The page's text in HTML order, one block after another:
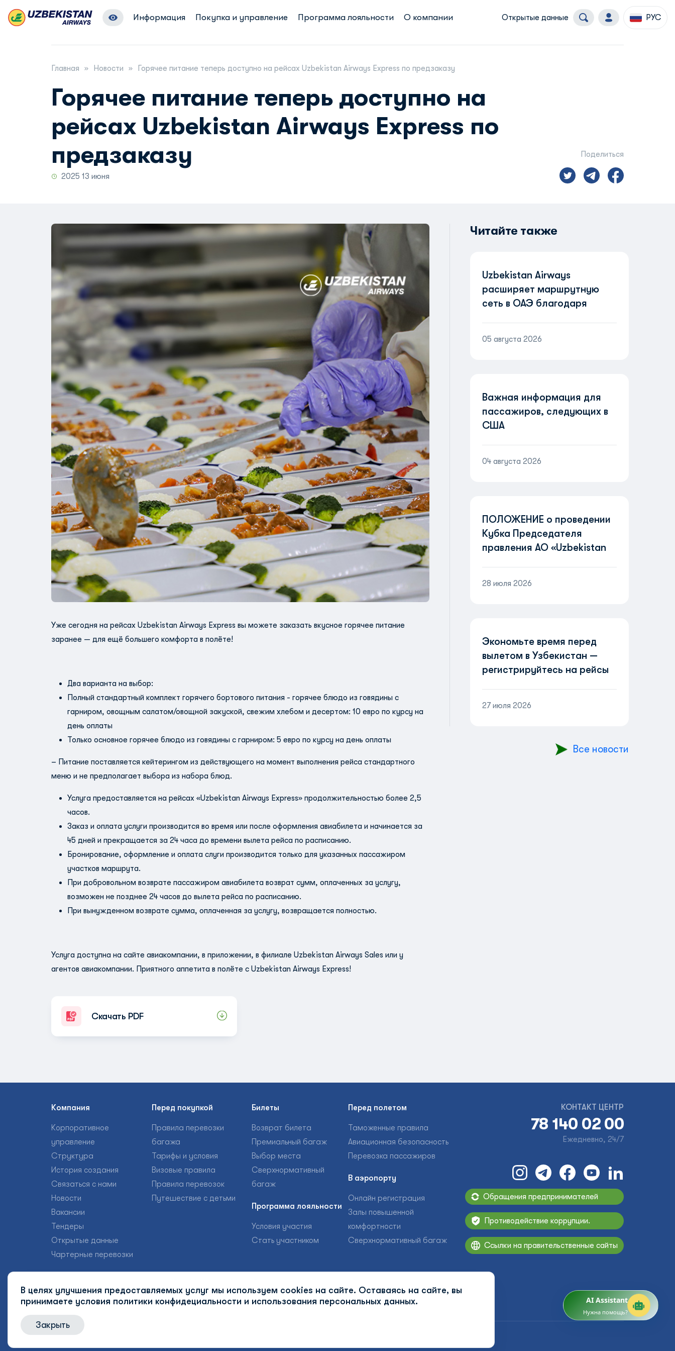
В целях улучшения предоставляемых услуг мы используем cookies на сайте. Оставаясь на сайте, вы
принимаете условия политики конфидециальности и использования персональных данных.
Закрыть
Информация Покупка и управление Программа лояльности О компании Открытые данные РУС
Главная Новости Горячее питание теперь доступно на рейсах Uzbekistan Airways Express по предзаказу
Горячее питание теперь доступно на
рейсах Uzbekistan Airways Express по
предзаказу
2025 13 июня
Поделиться
Уже сегодня на рейсах Uzbekistan Airways Express вы можете заказать вкусное горячее питание
заранее — для ещё большего комфорта в полёте!
Два варианта на выбор:
Полный стандартный комплект горячего бортового питания - горячее блюдо из говядины с
гарниром, овощным салатом/овощной закуской, свежим хлебом и десертом: 10 евро по курсу на
день оплаты
Только основное горячее блюдо из говядины с гарниром: 5 евро по курсу на день оплаты
– Питание поставляется кейтерингом из действующего на момент выполнения рейса стандартного
меню и не предполагает выбора из набора блюд.
Услуга предоставляется на рейсах «Uzbekistan Airways Express» продолжительностью более 2,5
часов.
Заказ и оплата услуги производится во время или после оформления авиабилета и начинается за
45 дней и прекращается за 24 часа до времени вылета рейса по расписанию.
Бронирование, оформление и оплата слуги производится только для указанных пассажиром
участков маршрута.
При добровольном возврате пассажиром авиабилета возврат сумм, оплаченных за услугу,
возможен не позднее 24 часов до вылета рейса по расписанию.
При вынужденном возврате сумма, оплаченная за услугу, возвращается полностью.
Услуга доступна на сайте авиакомпании, в приложении, в филиале Uzbekistan Airways Sales или у
агентов авиакомпании. Приятного аппетита в полёте с Uzbekistan Airways Express!
Скачать PDF
Читайте также
Uzbekistan Airways
расширяет маршрутную
сеть в ОАЭ благодаря
05 августа 2026
Важная информация для
пассажиров, следующих в
США
04 августа 2026
ПОЛОЖЕНИЕ о проведении
Кубка Председателя
правления АО «Uzbekistan
28 июля 2026
Экономьте время перед
вылетом в Узбекистан —
регистрируйтесь на рейсы
27 июля 2026
Все новости
Компания
Корпоративное
управление
Структура
История создания
Связаться с нами
Новости
Вакансии
Тендеры
Открытые данные
Чартерные перевозки
Перед покупкой
Правила перевозки
багажа
Тарифы и условия
Визовые правила
Правила перевозок
Путешествие с детьми
Билеты
Возврат билета
Премиальный багаж
Выбор места
Сверхнормативный
багаж
Программа лояльности
Условия участия
Стать участником
Перед полетом
Таможенные правила
Авиационная безопасность
Перевозка пассажиров
В аэропорту
Онлайн регистрация
Залы повышенной
комфортности
Сверхнормативный багаж
КОНТАКТ ЦЕНТР
78 140 02 00
Ежедневно, 24/7
Обращения предпринимателей
Противодействие коррупции.
Ссылки на правительственные сайты
AI Assistant
Нужна помощь?